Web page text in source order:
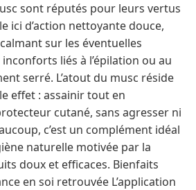
sont réputés pour leurs vertus
ici d’action nettoyante douce,
sur les éventuelles
liés à l’épilation ou au
serré. L’atout du musc réside
effet : assainir tout en
cutané, sans agresser ni
c’est un complément idéal
naturelle motivée par la
doux et efficaces. Bienfaits
en soi retrouvée L’application